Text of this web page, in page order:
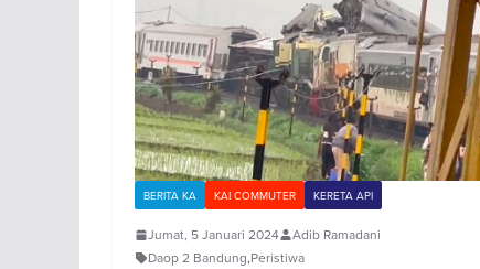
BERITA KA KAI COMMUTER KERETA API
Jumat, 5 Januari 2024
Adib Ramadani
Daop 2 Bandung,Peristiwa